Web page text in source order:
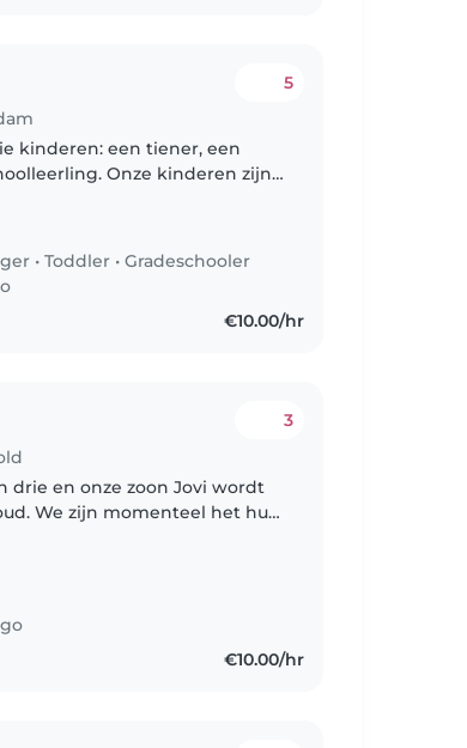
5
kinderen: een tiener, een
Onze kinderen zijn
•Toddler •Gradeschooler
€10.00/hr
3
drie en onze zoon Jovi wordt
We zijn momenteel het huis
€10.00/hr